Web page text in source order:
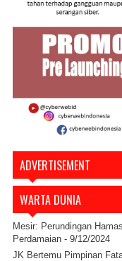
ADVERTISEMENT
WARTA DUNIA
Mesir: Perundingan
Perdamaian - 9/12/2024
JK Bertemu Pimpinan